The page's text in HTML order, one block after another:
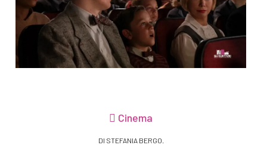
Cinema
DI STEFANIA BERGO.